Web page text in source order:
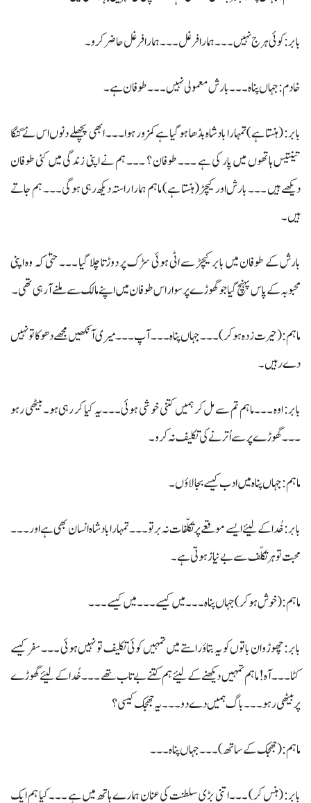
بابر: کوئی ہرج نہیں ۔۔۔ ہمارا فرغل ۔۔۔ ہمارا فرغل حاضر کرو۔
خادم: جہاں پناہ ۔۔۔ بارش معمولی نہیں ۔۔۔ طوفان ہے۔
بابر: (ہنستا ہے) تمہارا بادشاہ بڈھا ہوگیا ہے کمزور ہوا۔۔۔ ابھی پچھلے دنوں اس نے گنگا
تینتیس ہاتھوں میں پار کی ہے ۔۔۔ طوفان ؟ ۔۔۔ ہم نے اپنی زندگی میں کئی طوفان
دیکھے ہیں ۔۔۔ بارش اور کیچڑ (ہنستا ہے) ماہم ہمارا راستہ دیکھ رہی ہوگی۔۔۔ ہم جاتے
ہیں۔
بارش کے طوفان میں بابر کیچڑ سے اٹی ہوئی سڑک پر دوڑتا چلا گیا ۔۔۔ حتیٰ کہ وہ اپنی
محبوبہ کے پاس پہنچ گیا جو گھوڑے پر سوار اس طوفان میں اپنے مالک سے ملنے آرہی تھی۔
ماہم : (حیرت زدہ ہوکر) ۔۔۔ جہاں پناہ ۔۔۔ آپ ۔۔۔ میری آنکھیں مجھے دھوکا تو نہیں
دے رہیں۔
بابر: اوہ ۔۔۔ ماہم تم سے مل کر ہمیں کتنی خوشی ہوئی۔۔۔ یہ کیا کر رہی ہو۔ بیٹھی رہو
۔۔۔ گھوڑے پر سے اُترنے کی تکلیف نہ کرو۔
ماہم : جہاں پناہ میں ادب کیسے بجا لاؤں ۔
بابر: خُدا کے لیئے ایسے موقعے پر تکلّفات نہ برتو۔۔۔ تمہارا بادشاہ انسان بھی ہے اور ۔۔۔
محبت تو ہرتکلّف سے بے نیاز ہوتی ہے۔
ماہم: (خوش ہوکر ) جہاں پناہ ۔۔۔ میں کیسے ۔۔۔ میں کیسے ۔۔۔
بابر: چھوڑو ان باتوں کو یہ بتاؤ راستے میں تمہیں کوئی تکلیف تو نہیں ہوئی ۔۔۔ سفر کیسے
کٹا۔۔۔ آہ ! ماہم تمہیں دیکھنے کے لیئے ہم کتنے بے تاب تھے ۔۔۔خُدا کے لیئے گھوڑے
پر بیٹھی رہو ۔۔۔ باگ ہمیں دے دو۔۔۔ یہ جھجک کیسی ؟
ماہم: (جھجک کے ساتھ) ۔۔۔ جہاں پناہ ۔۔۔
بابر: (ہنس کر) ۔۔۔اتنی بڑی سلطنت کی عنان ہمارے ہاتھ میں ہے ۔۔۔کیا ہم ایک